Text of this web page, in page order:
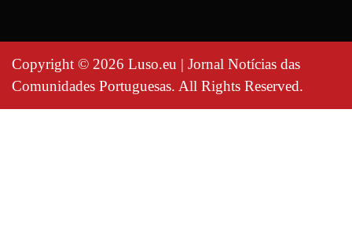
Copyright © 2026 Luso.eu | Jornal Notícias das
Comunidades Portuguesas. All Rights Reserved.